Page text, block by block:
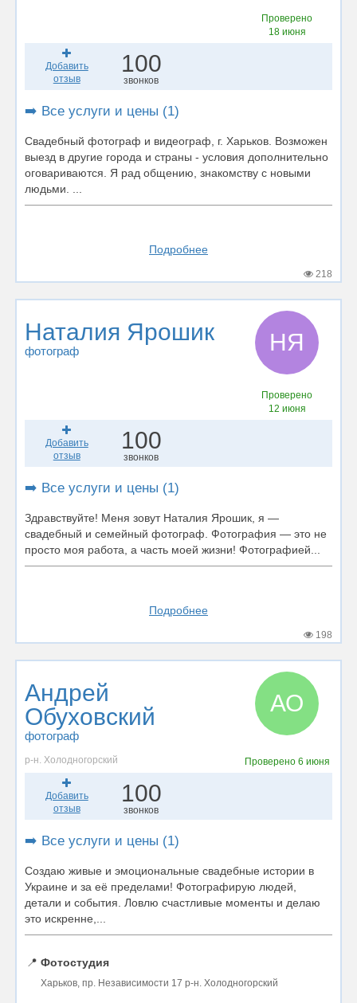
Проверено
18 июня
Добавить
отзыв
100
звонков
➡️ Все услуги и цены (1)
Свадебный фотограф и видеограф, г. Харьков. Возможен
выезд в другие города и страны - условия дополнительно
оговариваются. Я рад общению, знакомству с новыми
людьми. ...
Подробнее
218
Наталия Ярошик
фотограф НЯ
Проверено
12 июня
Добавить
отзыв
100
звонков
➡️ Все услуги и цены (1)
Здравствуйте! Меня зовут Наталия Ярошик, я —
свадебный и семейный фотограф. Фотография — это не
просто моя работа, а часть моей жизни! Фотографией...
Подробнее
198
Андрей
Обуховский
фотограф
АО
р-н. Холодногорский Проверено 6 июня
Добавить
отзыв
100
звонков
➡️ Все услуги и цены (1)
Создаю живые и эмоциональные свадебные истории в
Украине и за её пределами! Фотографирую людей,
детали и события. Ловлю счастливые моменты и делаю
это искренне,...
📍 Фотостудия
Харьков, пр. Независимости 17 р-н. Холодногорский